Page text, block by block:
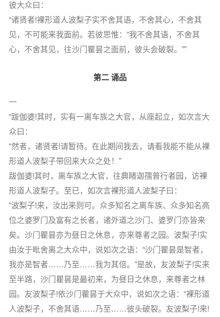
彼大众曰：
“诸贤者!裸形道人波梨子实不舍其语，不舍其心，不舍其
见，不可能来我面前。若彼思惟：“我不舍其语，不舍其
心，不舍其见，往沙门瞿昙之面前，彼头会破裂。””
第二 诵品
一
“跋伽婆!其时，实有一离车族之大官，从座起立，如次言大
众曰：
“然者，诸贤者!请暂待。在此期间我去，请看我能不能从裸
形道人波梨子带回来大众之处！”
跋伽婆!其时，离车族之大官，往典睹迦孺普行者园，访裸
形道人波梨子。至已，如次言裸形道人波梨子曰：
“波梨子!来，汝出来则可。众多知名之离车族、众多知名高
位之婆罗门及富有之长者，诸外道之沙门、婆罗门亦皆来
矣。沙门瞿昙亦为昼日之休息，亦来尊者之园。波梨子!实
由汝于毗舍离之大众中，说如次之语：“沙门瞿昙是智者，
我亦是智者……乃至……我为其倍。”是故，友波梨子!实来
至半路，沙门瞿昙是最初来，为昼日之休息，来尊者之林
园。友波梨子!依沙门瞿昙于大众中，说如次之语：“裸形道
人波梨子，不舍其语……乃至……彼头破裂。友波梨子!来!